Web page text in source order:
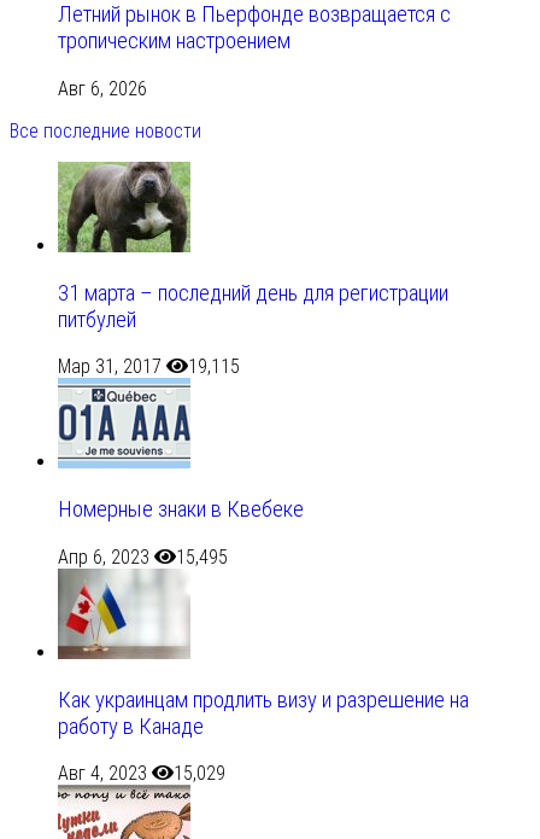
Летний рынок в Пьерфонде возвращается с
тропическим настроением
Авг 6, 2026
Все последние новости
31 марта – последний день для регистрации
питбулей
Мар 31, 2017 19,115
Номерные знаки в Квебеке
Апр 6, 2023 15,495
Как украинцам продлить визу и разрешение на
работу в Канаде
Авг 4, 2023 15,029